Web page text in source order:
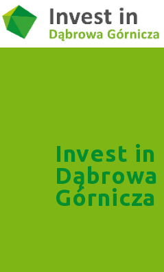
Invest in
Dąbrowa
Górnicza